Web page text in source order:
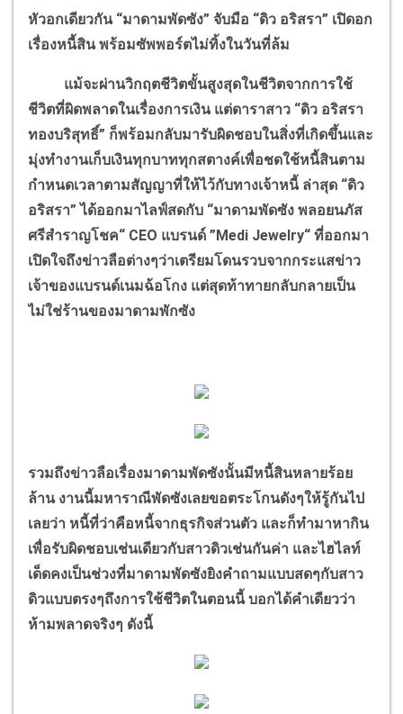
หัวอกเดียวกัน “มาดามพัดซัง” จับมือ “ดิว อริสรา” เปิดอก
เรื่องหนี้สิน พร้อมซัพพอร์ตไม่ทิ้งในวันที่ล้ม
แม้จะผ่านวิกฤตชีวิตขั้นสูงสุดในชีวิตจากการใช้
ชีวิตที่ผิดพลาดในเรื่องการเงิน แต่ดาราสาว “ดิว อริสรา
ทองบริสุทธิ์” ก็พร้อมกลับมารับผิดชอบในสิ่งที่เกิดขึ้นและ
มุ่งทำงานเก็บเงินทุกบาททุกสตางค์เพื่อชดใช้หนี้สินตาม
กำหนดเวลาตามสัญญาที่ให้ไว้กับทางเจ้าหนี้ ล่าสุด “ดิว
อริสรา” ได้ออกมาไลฟ์สดกับ “มาดามพัดซัง พลอยนภัส
ศรีสำราญโชค“ CEO แบรนด์ ”Medi Jewelry“ ที่ออกมา
เปิดใจถึงข่าวลือต่างๆว่าเตรียมโดนรวบจากกระแสข่าว
เจ้าของแบรนด์เนมฉ้อโกง แต่สุดท้าทายกลับกลายเป็น
ไม่ใช่ร้านของมาดามพักซัง
รวมถึงข่าวลือเรื่องมาดามพัดซังนั้นมีหนี้สินหลายร้อย
ล้าน งานนี้มหาราณีพัดซังเลยขอตระโกนดังๆให้รู้กันไป
เลยว่า หนี้ที่ว่าคือหนี้จากธุรกิจส่วนตัว และก็ทำมาหากิน
เพื่อรับผิดชอบเช่นเดียวกับสาวดิวเช่นกันค่า และไฮไลท์
เด็ดคงเป็นช่วงที่มาดามพัดซังยิงคำถามแบบสดๆกับสาว
ดิวแบบตรงๆถึงการใช้ชีวิตในตอนนี้ บอกได้คำเดียวว่า
ห้ามพลาดจริงๆ ดังนี้